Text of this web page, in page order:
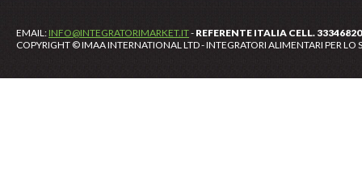
EMAIL: INFO@INTEGRATORIMARKET.IT- REFERENTE ITALIA CELL.
COPYRIGHT © IMAA INTERNATIONAL LTD - INTEGRATORI ALIMENTARI PER LO